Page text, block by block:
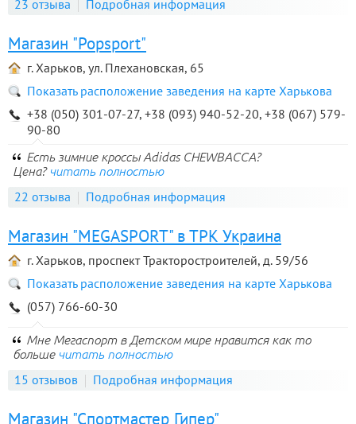
23 отзыва Подробная информация
Магазин "Popsport"
г. Харьков, ул. Плехановская, 65
Показать расположение заведения на карте Харькова
+38 (050) 301-07-27, +38 (093) 940-52-20, +38 (067) 579-
90-80
Есть зимние кроссы Adidas CHEWBACCA?
Цена? читать полностью
22 отзыва Подробная информация
Магазин "MEGASPORT" в ТРК Украина
г. Харьков, проспект Тракторостроителей, д. 59/56
Показать расположение заведения на карте Харькова
(057) 766-60-30
Мне Мегаспорт в Детском мире нравится как то
больше читать полностью
15 отзывов Подробная информация
Магазин "Спортмастер Гипер"